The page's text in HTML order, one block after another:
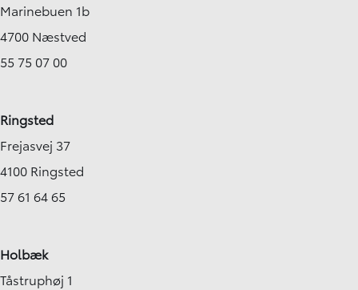
Marinebuen 1b
4700 Næstved
55 75 07 00
Ringsted
Frejasvej 37
4100 Ringsted
57 61 64 65
Holbæk
Tåstruphøj 1